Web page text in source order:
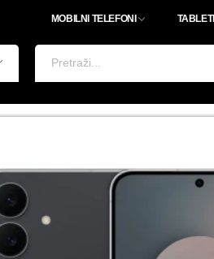
MOBILNI TELEFONI TABLETI